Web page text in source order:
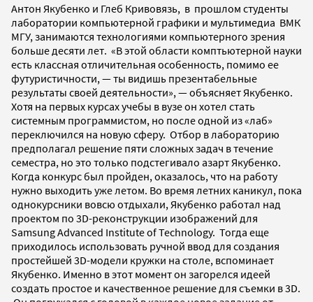
Антон Якубенко и Глеб Кривовязь, в прошлом студенты
лаборатории компьютерной графики и мультимедиа ВМК
МГУ, занимаются технологиями компьютерного зрения
больше десяти лет. «В этой области комптьютерной науки
есть классная отличительная особенность, помимо ее
футуристичности, — ты видишь презентабельные
результаты своей деятельности», — объясняет Якубенко.
Хотя на первых курсах учебы в вузе он хотел стать
системным программистом, но после одной из «лаб»
переключился на новую сферу. Отбор в лабораторию
предполагал решение пяти сложных задач в течение
семестра, но это только подстегивало азарт Якубенко.
Когда конкурс был пройден, оказалось, что на работу
нужно выходить уже летом. Во время летних каникул, пока
однокурсники вовсю отдыхали, Якубенко работал над
проектом по 3D-реконструкции изображений для
Samsung Advanced Institute of Technology. Тогда еще
приходилось использовать ручной ввод для создания
простейшей 3D-модели кружки на столе, вспоминает
Якубенко. Именно в этот момент он загорелся идеей
создать простое и качественное решение для съемки в 3D.